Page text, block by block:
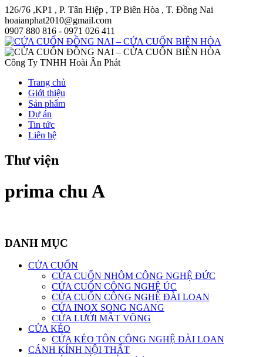
126/76 ,KP1 , P. Tân Hiệp , TP Biên Hòa , T. Đồng Nai
hoaianphat2010@gmail.com
0907 880 816 - 0971 026 411
Công Ty TNHH Hoài Ân Phát
Trang chủ
Giới thiệu
Sản phẩm
Dự án
Tin tức
Liên hệ
Thư viện
prima chu A
DANH MỤC
CỬA CUỐN
CỬA CUỐN NHÔM CÔNG NGHỆ ĐỨC
CỬA CUỐN CÔNG NGHỆ ÚC
CỬA CUỐN CÔNG NGHỆ ĐÀI LOAN
CỬA INOX SONG NGANG
CỬA LƯỚI MẮT VÕNG
CỬA KÉO
CỬA KÉO TÔN CÔNG NGHỆ ĐÀI LOAN
CÁNH KÍNH NỘI THẤT